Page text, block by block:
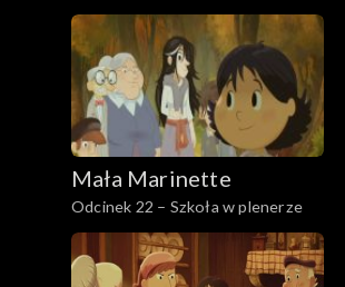
Mała Marinette
Odcinek 22 – Szkoła w plenerze